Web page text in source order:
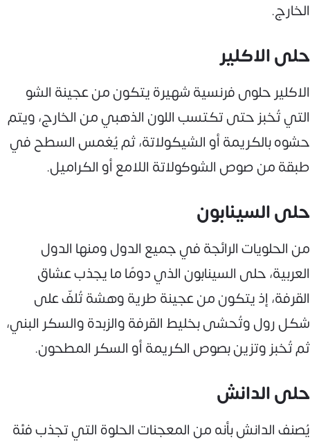
الخارج.
حلى الاكلير
الاكلير حلوى فرنسية شهيرة يتكون من عجينة الشو
التي تُخبز حتى تكتسب اللون الذهبي من الخارج، ويتم
حشوه بالكريمة أو الشيكولاتة، ثم يُغمس السطح في
طبقة من صوص الشوكولاتة اللامع أو الكراميل.
حلى السينابون
من الحلويات الرائجة في جميع الدول ومنها الدول
العربية، حلى السينابون الذي دومًا ما يجذب عشاق
القرفة، إذ يتكون من عجينة طرية وهشة تُلفّ على
شكل رول وتُحشى بخليط القرفة والزبدة والسكر البني،
ثم تُخبز وتزين بصوص الكريمة أو السكر المطحون.
حلى الدانش
يُصنف الدانش بأنه من المعجنات الحلوة التي تجذب فئة